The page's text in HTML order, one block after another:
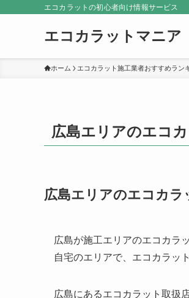
エコカラットの初心者向け情報サービス
エコカラットマニア
ホーム エコカラット施工業者おすすめラン
広島エリアのエコ
広島エリアのエコカラ
広島が施工エリアのエコカラ
自宅のエリアで、エコカラッ
広島にあるエコカラット取扱店